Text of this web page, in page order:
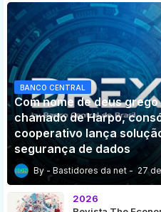
BANCO CENTRAL
Com nome de deus
chamado de Harpo,
cooperativo lança
segurança de dados
Bastidores da net 27
2026